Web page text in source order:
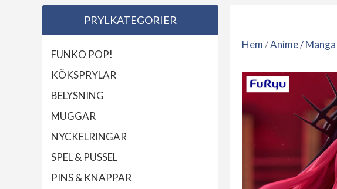
Hem/Anime / Manga
PRYLKATEGORIER
FUNKO POP!
KÖKSPRYLAR
BELYSNING
MUGGAR
NYCKELRINGAR
SPEL & PUSSEL
PINS & KNAPPAR